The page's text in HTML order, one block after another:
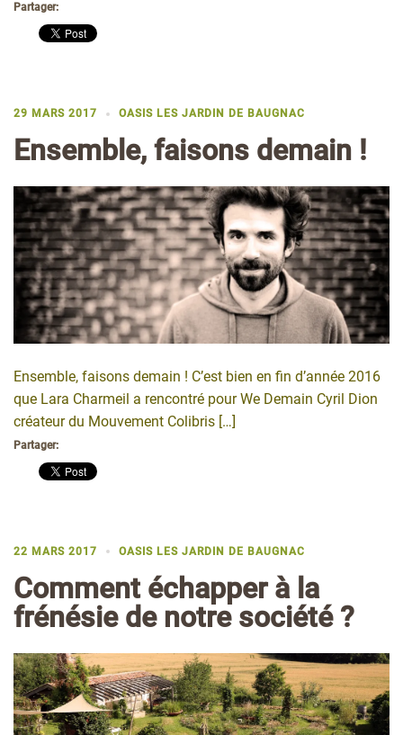
Partager:
29 MARS 2017 OASIS LES JARDIN DE BAUGNAC
Ensemble, faisons demain !
Ensemble, faisons demain ! C’est bien en fin d’année 2016
que Lara Charmeil a rencontré pour We Demain Cyril Dion
créateur du Mouvement Colibris […]
Partager:
22 MARS 2017 OASIS LES JARDIN DE BAUGNAC
Comment échapper à la
frénésie de notre société ?